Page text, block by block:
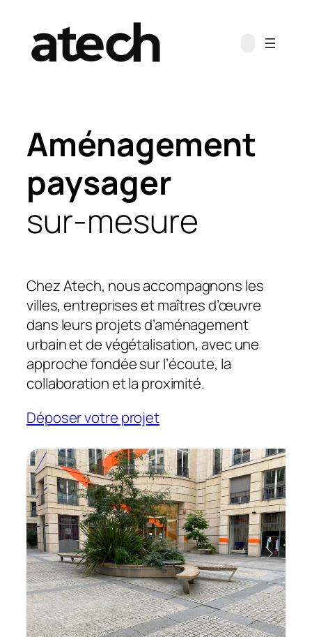
contenu
Aménagement
paysager
sur-mesure
Chez Atech, nous accompagnons les
villes, entreprises et maîtres d’œuvre
dans leurs projets d’aménagement
urbain et de végétalisation, avec une
approche fondée sur l’écoute, la
collaboration et la proximité.
Déposer votre projet